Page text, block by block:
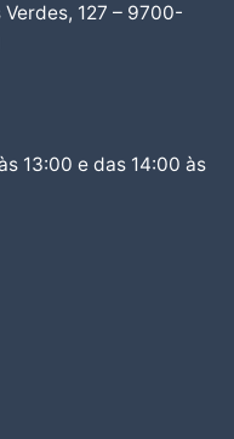
127 – 9700-
13:00 e das 14:00 às